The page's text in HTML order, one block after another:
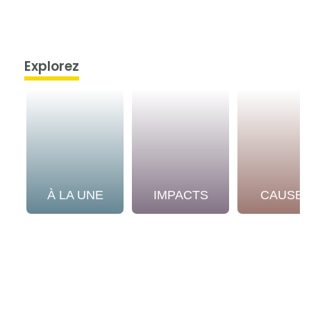
Explorez
À LA UNE IMPACTS CAUSES